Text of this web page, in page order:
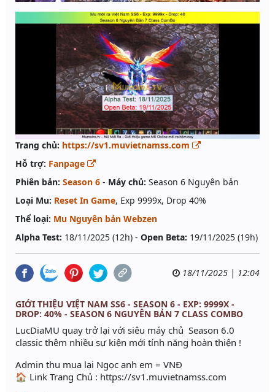
Trang chủ: https://sv1.muvietnamss.com
Hỗ trợ: Fanpage
Phiên bản: Season 6 - Máy chủ: Season 6 Nguyên bản
Loại Mu: Reset In Game, Exp 9999x, Drop 40%
Thể loại: Mu Nguyên bản Webzen
Alpha Test: 18/11/2025 (12h) - Open Beta: 19/11/2025 (19h)
18/11/2025 | 12:04
GIỚI THIỆU VIỆT NAM SS6 - SEASON 6 - EXP: 9999X -
DROP: 40% - SEASON 6 NGUYÊN BẢN 7 CLASS COMBO
LucDiaMU quay trở lại với siêu máy chủ Season 6.0
classic thêm nhiều sự kiện mới tính năng hoàn thiện !
Admin thu mua lại Ngọc anh em = VNĐ
🏠 Link Trang Chủ : https://sv1.muvietnamss.com